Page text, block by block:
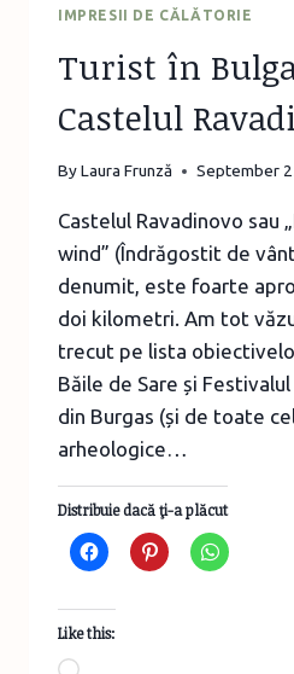
IMPRESII DE CĂLĂTORIE
Turist în
Castelul
ByLaura Frunză September
Castelul Ravadinovo sau
wind” (Îndrăgostit de
denumit, este foarte
doi kilometri. Am tot
trecut pe lista
Băile de Sare și
din Burgas (și de toate
arheologice…
Distribuie dacă ţi-a plăcut
Like this: